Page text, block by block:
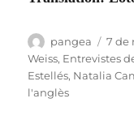
Autor
pangea
el
7 de
Weiss, Entrevistes
Estellés, Natalia
l'anglès